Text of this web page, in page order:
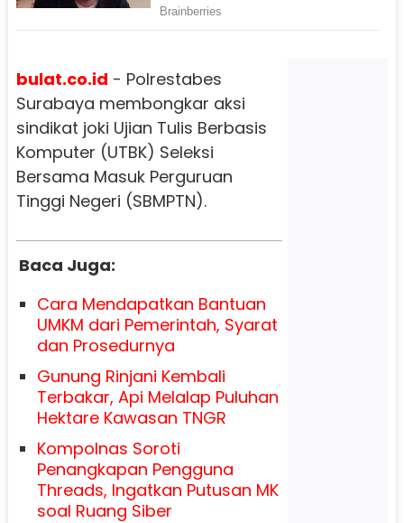
bulat.co.id - Polrestabes
Surabaya membongkar aksi
sindikat joki Ujian Tulis Berbasis
Komputer (UTBK) Seleksi
Bersama Masuk Perguruan
Tinggi Negeri (SBMPTN).
Baca Juga:
Cara Mendapatkan Bantuan
UMKM dari Pemerintah, Syarat
dan Prosedurnya
Gunung Rinjani Kembali
Terbakar, Api Melalap Puluhan
Hektare Kawasan TNGR
Kompolnas Soroti
Penangkapan Pengguna
Threads, Ingatkan Putusan MK
soal Ruang Siber